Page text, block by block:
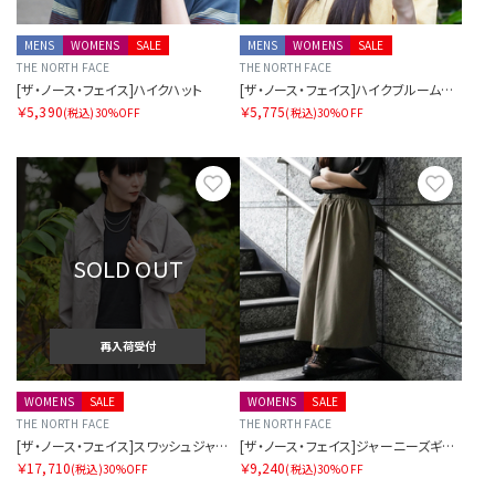
SALE
MENS
WOMENS
THE NORTH FACE
[ザ・ノース・フェイス]ハイクハット
￥5,390(税込)30%OFF
SALE
MENS
WOMENS
THE NORTH FACE
[ザ・ノース・フェイス]ハイクブルームハット
￥5,775(税込)30%OFF
お気に入り
SOLD OUT
再入荷受付
SALE
WOMENS
THE NORTH FACE
[ザ・ノース・フェイス]スワッシュジャケット レディース
￥17,710(税込)30%OFF
お気
SALE
WOMENS
THE NORTH FACE
[ザ・ノース・フェイス]ジャーニーズギャザースカート
￥9,240(税込)30%OFF